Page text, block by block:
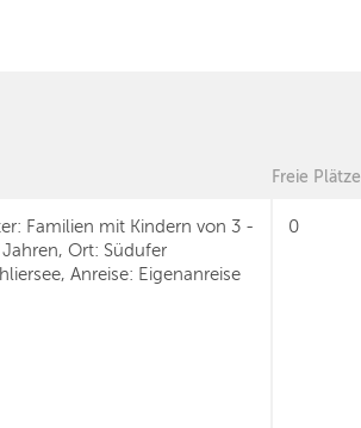
Freie Plätze
Familien mit Kindern von 3 -
Jahren, Ort: Südufer
Anreise: Eigenanreise
0